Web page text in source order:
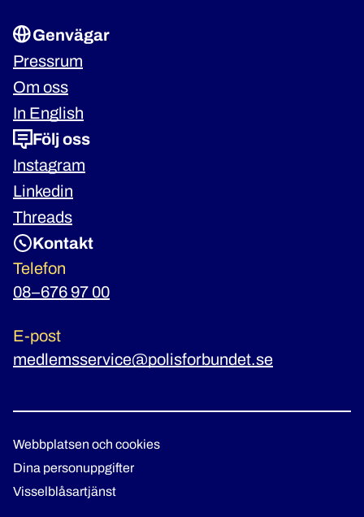
Genvägar
Pressrum
Om oss
In English
Följ oss
Instagram
Linkedin
Threads
Kontakt
Telefon
08–676 97 00
E-post
medlemsservice@polisforbundet.se
Webbplatsen och cookies
Dina personuppgifter
Visselblåsartjänst